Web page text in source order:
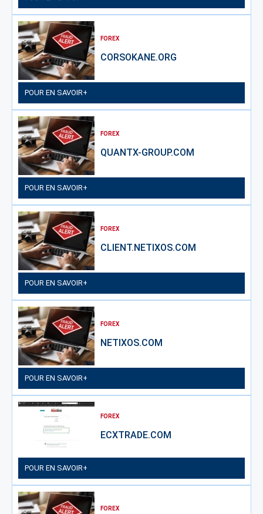
FOREX
CORSOKANE.ORG
POUR EN SAVOIR+
FOREX
QUANTX-GROUP.COM
POUR EN SAVOIR+
FOREX
CLIENT.NETIXOS.COM
POUR EN SAVOIR+
FOREX
NETIXOS.COM
POUR EN SAVOIR+
FOREX
ECXTRADE.COM
POUR EN SAVOIR+
FOREX